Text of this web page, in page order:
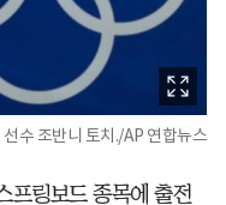
수 조반니 토치./AP 연합뉴스
프링보드 종목에 출전